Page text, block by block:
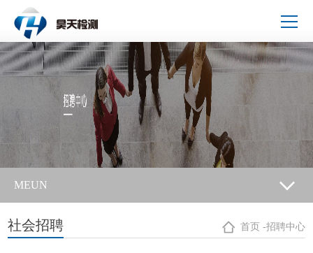
MEUN
社会招聘 首页 -招聘中心